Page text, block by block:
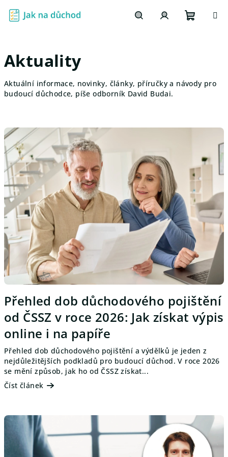
obsah
Aktuality
Aktuální informace, novinky, články, příručky a návody pro
budoucí důchodce, píše odborník David Budai.
ý
p
i
s
č
l
á
n
k
ů
Přehled dob důchodového pojištění
od ČSSZ v roce 2026: Jak získat výpis
online i na papíře
Přehled dob důchodového pojištění a výdělků je jeden z
nejdůležitějších podkladů pro budoucí důchod. V roce 2026
se mění způsob, jak ho od ČSSZ získat...
Číst článek